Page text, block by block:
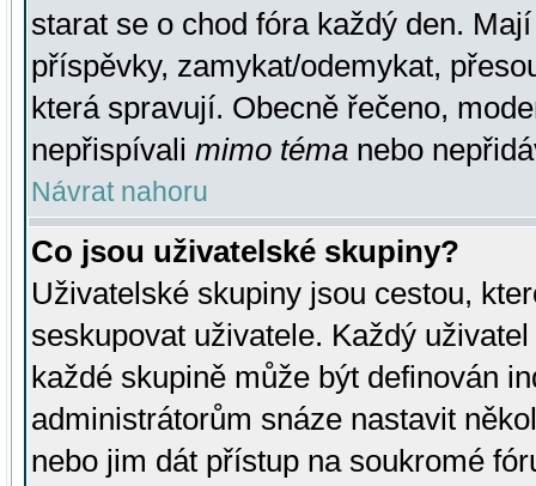
starat se o chod fóra každý den.
příspěvky, zamykat/odemykat,
která spravují. Obecně řečeno,
nepřispívali mimo téma nebo
Návrat nahoru
Co jsou uživatelské skupiny?
Uživatelské skupiny jsou cestou,
seskupovat uživatele. Každý
každé skupině může být definován
administrátorům snáze nastavit
nebo jim dát přístup na soukromé